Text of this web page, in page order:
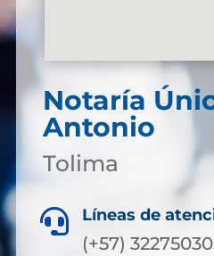
Notaría
Antonio
Tolima
 Líneas de
(+57)